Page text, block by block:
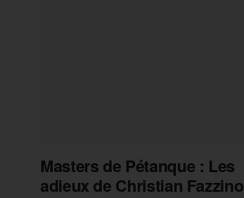
Masters de Pétanque : Les
adieux de Christian Fazzino